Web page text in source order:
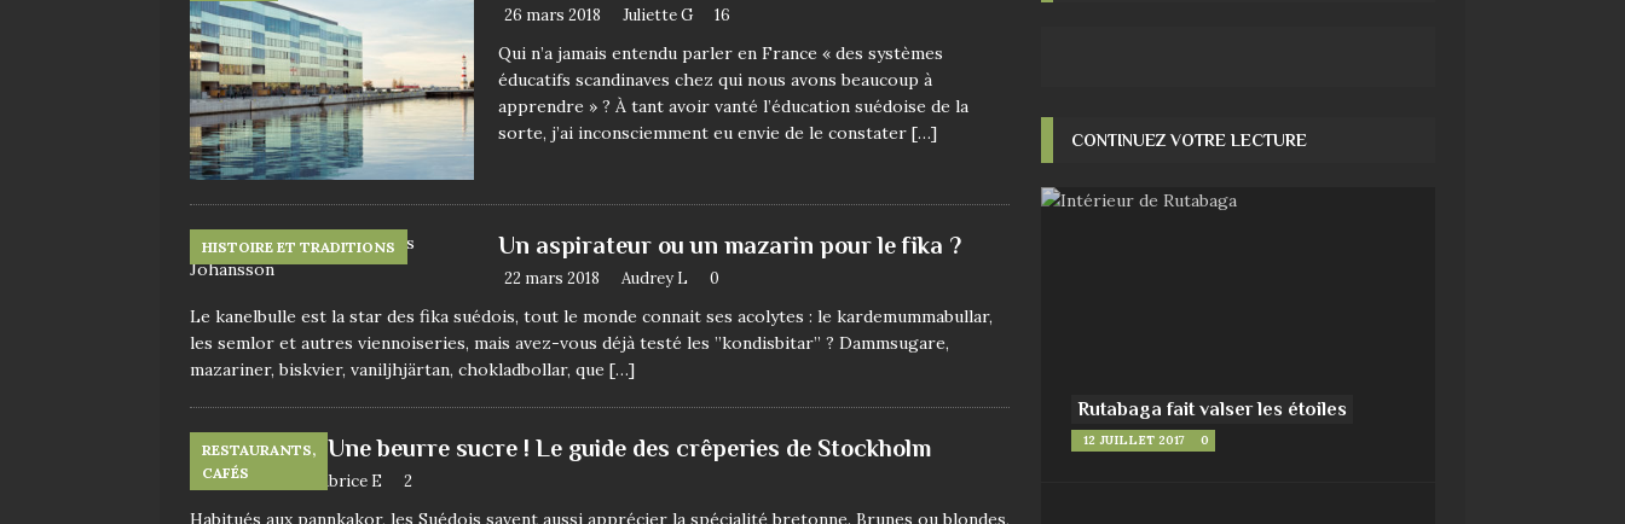
26 mars 2018 Juliette G 16
Qui n’a jamais entendu parler en France « des systèmes
éducatifs scandinaves chez qui nous avons beaucoup à
apprendre » ? À tant avoir vanté l’éducation suédoise de la
sorte, j’ai inconsciemment eu envie de le constater […]
HISTOIRE ET TRADITIONS Un aspirateur ou un mazarin pour le fika ?
22 mars 2018 Audrey L 0
Le kanelbulle est la star des fika suédois, tout le monde connait ses acolytes : le kardemummabullar,
les semlor et autres viennoiseries, mais avez-vous déjà testé les ”kondisbitar” ? Dammsugare,
mazariner, biskvier, vaniljhjärtan, chokladbollar, que […]
RESTAURANTS,
CAFÉS
Une beurre sucre ! Le guide des crêperies de Stockholm
19 mars 2018 Fabrice E 2
Habitués aux pannkakor, les Suédois savent aussi apprécier la spécialité bretonne. Brunes ou blondes,
CONTINUEZ VOTRE LECTURE
Rutabaga fait valser les étoiles
12 JUILLET 2017 0